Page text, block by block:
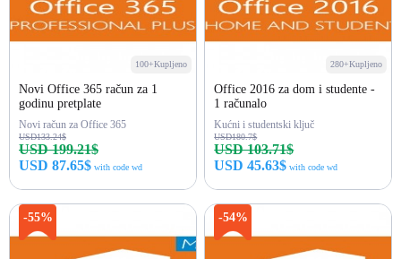
100+Kupljeno
Novi Office 365 račun za 1
godinu pretplate
Novi račun za Office 365
USD133.24$
USD 199.21$
USD 87.65$ with code wd
280+Kupljeno
Office 2016 za dom i studente -
1 računalo
Kućni i studentski ključ
USD180.7$
USD 103.71$
USD 45.63$ with code wd
-55% -54%